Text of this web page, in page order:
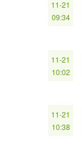
11-21
09:34
11-21
10:02
11-21
10:38